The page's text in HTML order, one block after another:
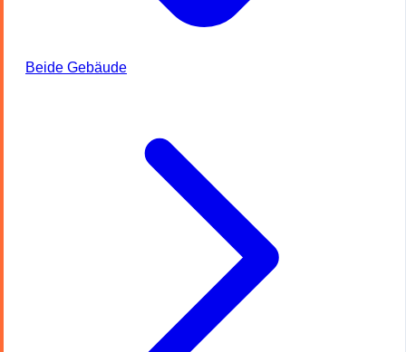
Beide Gebäude